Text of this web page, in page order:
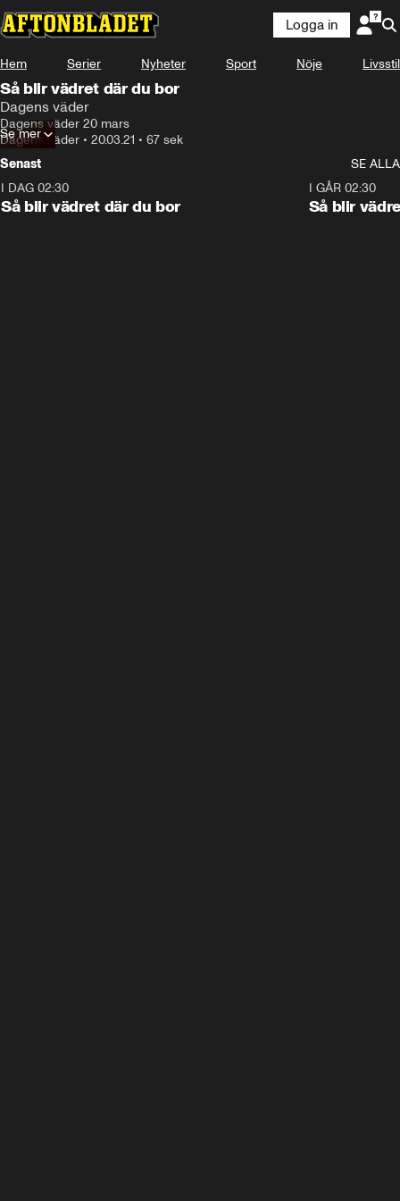
Logga in
Hem Serier Nyheter Sport Nöje Livsstil
Så blir vädret där du bor
Dagens väder
Dagens väder 20 mars
Dagens väder • 20.03.21 • 67 sek
Se mer
Senast
SE ALLA
I DAG 02:30
Så blir vädret där du bor
I GÅR 02:30
Så blir